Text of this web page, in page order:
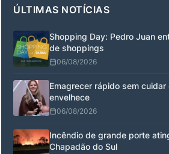
ÚLTIMAS NOTÍCIAS
Shopping Day: Pedro Juan
de shoppings
06/08/2026
Emagrecer rápido sem
envelhece
06/08/2026
Incêndio de grande porte
Chapadão do Sul